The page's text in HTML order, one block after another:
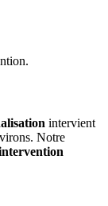
intervient
Notre